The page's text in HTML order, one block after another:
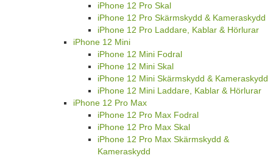
iPhone 12 Pro Skal
iPhone 12 Pro Skärmskydd & Kameraskydd
iPhone 12 Pro Laddare, Kablar & Hörlurar
iPhone 12 Mini
iPhone 12 Mini Fodral
iPhone 12 Mini Skal
iPhone 12 Mini Skärmskydd & Kameraskydd
iPhone 12 Mini Laddare, Kablar & Hörlurar
iPhone 12 Pro Max
iPhone 12 Pro Max Fodral
iPhone 12 Pro Max Skal
iPhone 12 Pro Max Skärmskydd &
Kameraskydd